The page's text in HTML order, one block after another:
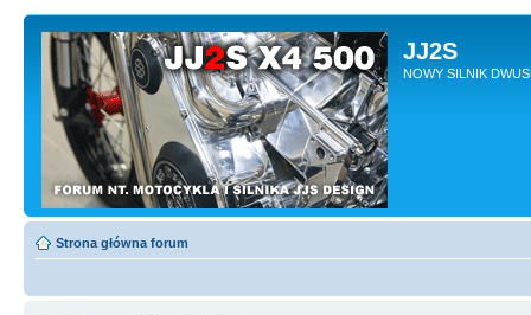
JJ2S
NOWY SILNIK
Strona główna forum